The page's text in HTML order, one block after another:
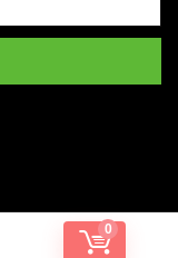
0
reserved.